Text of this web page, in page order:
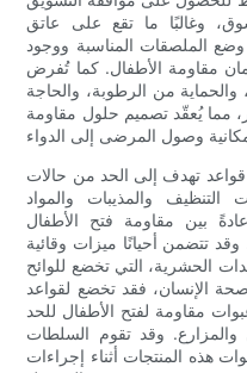
وغالبًا ما تقع على عاتق
الملصقات المناسبة ووجود
مقاومة الأطفال. كما تُفرض
والحماية من الرطوبة، والحاجة
مما يُعقّد تصميم حلول مقاومة
قواعد تهدف إلى الحد من حالات
والمذيبات والمواد
بين مقاومة فتح الأطفال
تتضمن أحيانًا ميزات وقائية
الحشرية، التي تخضع للوائح
الإنسان، فقد تخضع لقواعد
مقاومة لفتح الأطفال للحد
وقد تقوم السلطات
هذه المنتجات أثناء إجراءات